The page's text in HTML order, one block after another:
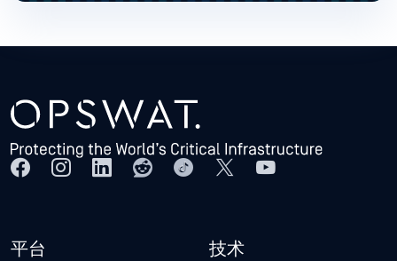
平台 技术